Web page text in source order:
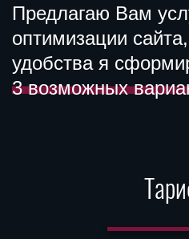
Предлагаю Вам
оптимизации
удобства я
3 возможных